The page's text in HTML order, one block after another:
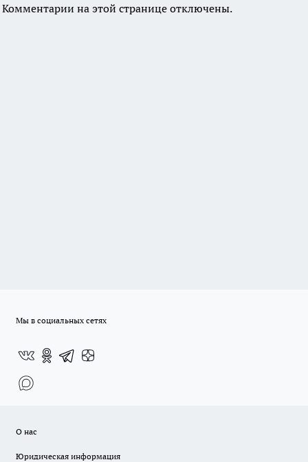
Комментарии на этой странице отключены.
Мы в социальных сетях
О нас
Юридическая информация